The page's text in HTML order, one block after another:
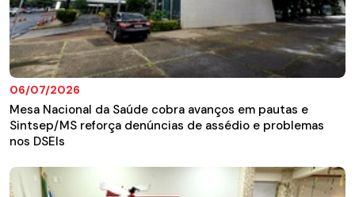
06/07/2026
Mesa Nacional da Saúde cobra avanços em pautas e
Sintsep/MS reforça denúncias de assédio e problemas
nos DSEIs